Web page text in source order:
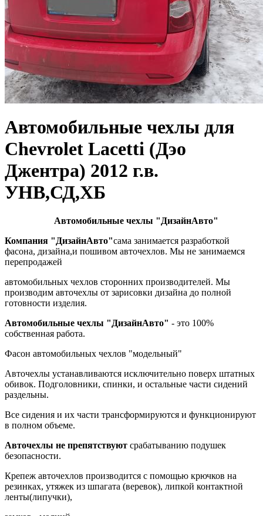
Автомобильные чехлы для
Chevrolet Lacetti (Дэо
Джентра) 2012 г.в.
УНВ,СД,ХБ
Автомобильные чехлы "ДизайнАвто"
Компания "ДизайнАвто"сама занимается разработкой
фасона, дизайна,и пошивом авточехлов. Мы не занимаемся
перепродажей
автомобильных чехлов сторонних производителей. Мы
производим авточехлы от зарисовки дизайна до полной
готовности изделия.
Автомобильные чехлы "ДизайнАвто" - это 100%
собственная работа.
Фасон автомобильных чехлов "модельный"
Авточехлы устанавливаются исключительно поверх штатных
обивок. Подголовники, спинки, и остальные части сидений
раздельны.
Все сидения и их части трансформируются и функционируют
в полном объеме.
Авточехлы не препятствуют срабатыванию подушек
безопасности.
Крепеж авточехлов производится с помощью крючков на
резинках, утяжек из шпагата (веревок), липкой контактной
ленты(липучки),